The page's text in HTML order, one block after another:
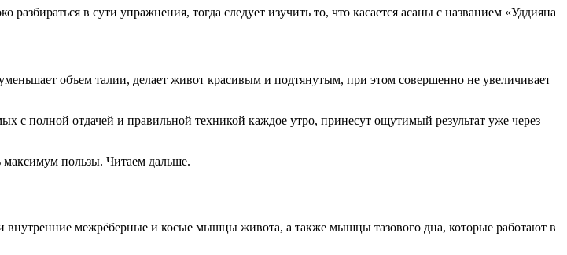
в сути упражнения, тогда следует изучить то, что касается асаны с названием «Уддияна
объем талии, делает живот красивым и подтянутым, при этом совершенно не увеличивает
полной отдачей и правильной техникой каждое утро, принесут ощутимый результат уже через
пользы. Читаем дальше.
межрёберные и косые мышцы живота, а также мышцы тазового дна, которые работают в